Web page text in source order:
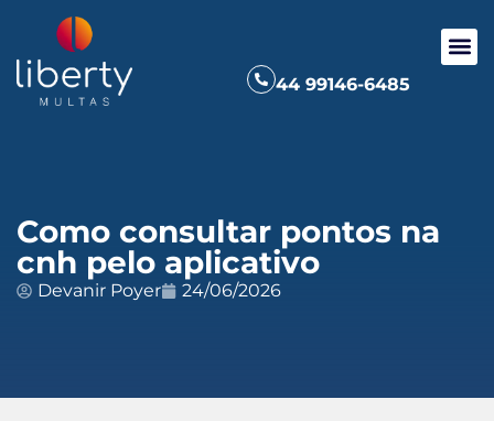
44 99146-6485
Como consultar pontos na
cnh pelo aplicativo
Devanir Poyer 24/06/2026